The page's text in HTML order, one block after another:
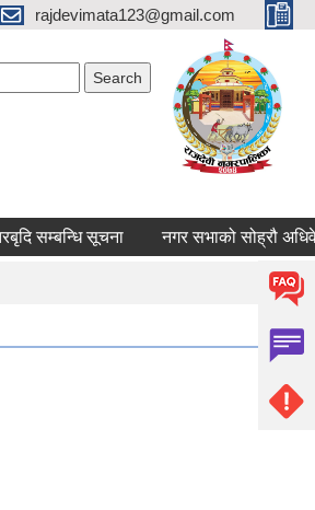
rajdevimata123@gmail.com
सम्बन्धि सूचना नगर सभाको सोह्रौ